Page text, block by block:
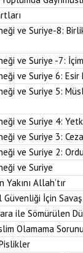
ve Suriye-8:
ve Suriye -7:
ve Suriye 6: Esir
ve Suriye 5:
ve Suriye 4:
ve Suriye 3:
ve Suriye 2:
ve Suriye
Yakını Allah’tır
Güvenliği İçin Savaş
ile Sömürülen
Olamama